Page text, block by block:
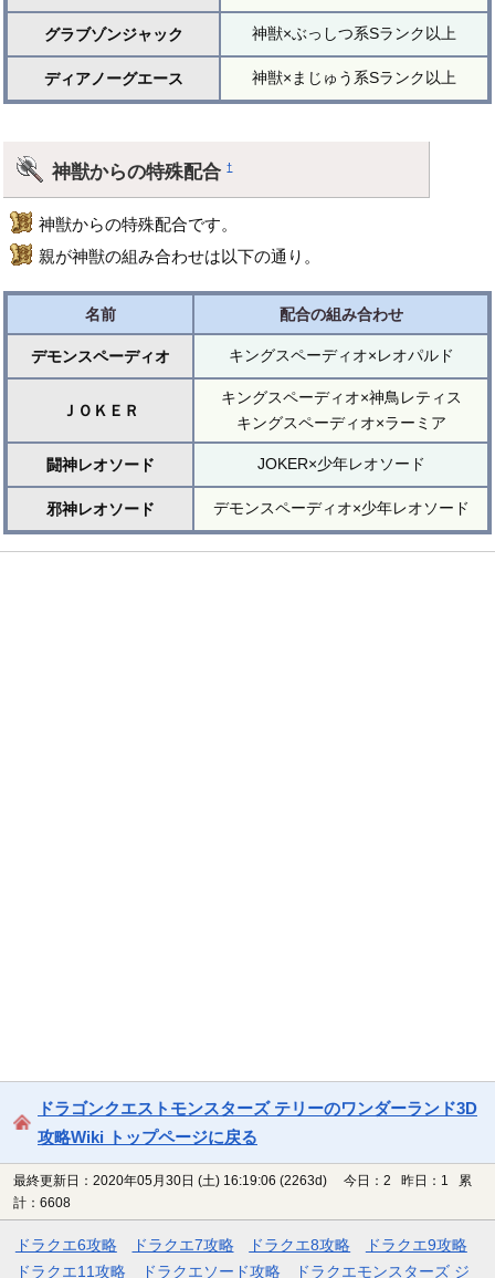
グラブゾンジャック 神獣×ぶっしつ系Sランク以上
ディアノーグエース 神獣×まじゅう系Sランク以上
神獣からの特殊配合†
神獣からの特殊配合です。
親が神獣の組み合わせは以下の通り。
名前 配合の組み合わせ
デモンスペーディオ キングスペーディオ×レオパルド
ＪＯＫＥＲ
キングスペーディオ×神鳥レティス
キングスペーディオ×ラーミア
闘神レオソード JOKER×少年レオソード
邪神レオソード デモンスペーディオ×少年レオソード
ドラゴンクエストモンスターズ テリーのワンダーランド3D
攻略Wiki トップページに戻る
最終更新日：2020年05月30日 (土) 16:19:06 (2263d)
今日：2 昨日：1 累
計：6608
ドラクエ6攻略 ドラクエ7攻略 ドラクエ8攻略
ドラクエ9攻略
ドラクエ11攻略
ドラクエソード攻略 ドラクエモンスターズ ジ